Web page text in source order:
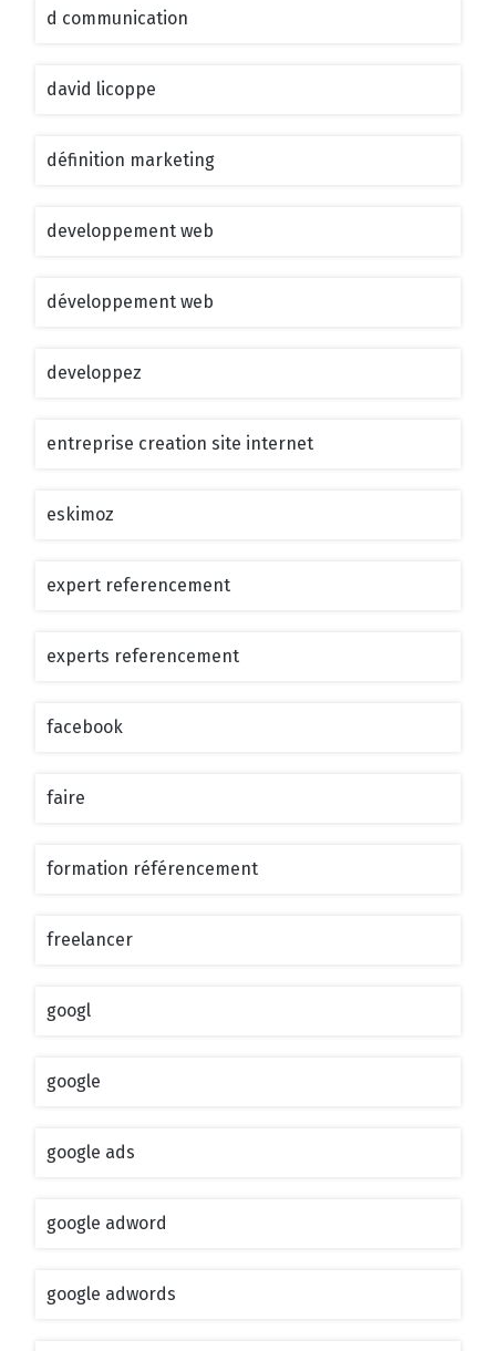
d communication
david licoppe
définition marketing
developpement web
développement web
developpez
entreprise creation site internet
eskimoz
expert referencement
experts referencement
facebook
faire
formation référencement
freelancer
googl
google
google ads
google adword
google adwords